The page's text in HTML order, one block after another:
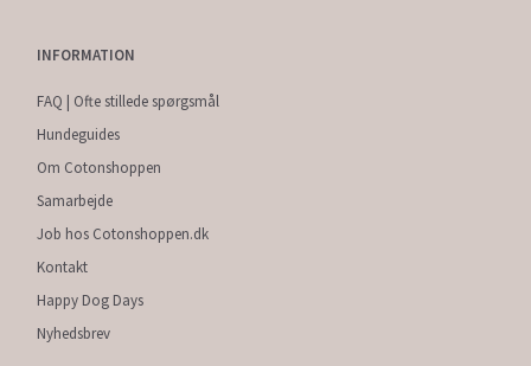
INFORMATION
FAQ | Ofte stillede spørgsmål
Hundeguides
Om Cotonshoppen
Samarbejde
Job hos Cotonshoppen.dk
Kontakt
Happy Dog Days
Nyhedsbrev